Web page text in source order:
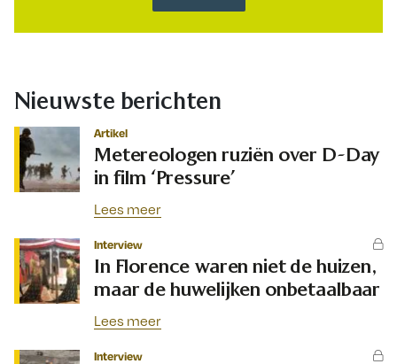
Nieuwste berichten
Artikel
Metereologen ruziën over D-Day
in film ‘Pressure’
Lees meer
Interview
In Florence waren niet de huizen,
maar de huwelijken onbetaalbaar
Lees meer
Interview